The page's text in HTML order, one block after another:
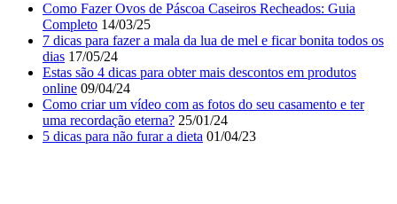
Como Fazer Ovos de Páscoa Caseiros Recheados: Guia
Completo 14/03/25
7 dicas para fazer a mala da lua de mel e ficar bonita todos os
dias 17/05/24
Estas são 4 dicas para obter mais descontos em produtos
online 09/04/24
Como criar um vídeo com as fotos do seu casamento e ter
uma recordação eterna? 25/01/24
5 dicas para não furar a dieta 01/04/23